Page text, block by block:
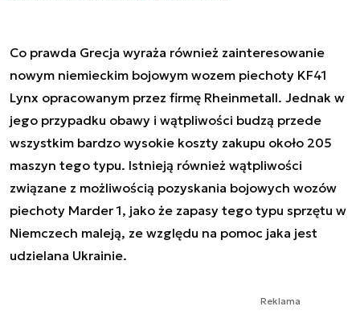
Co prawda Grecja wyraża również zainteresowanie
nowym niemieckim bojowym wozem piechoty KF41
Lynx opracowanym przez firmę Rheinmetall. Jednak w
jego przypadku obawy i wątpliwości budzą przede
wszystkim bardzo wysokie koszty zakupu około 205
maszyn tego typu. Istnieją również wątpliwości
związane z możliwością pozyskania bojowych wozów
piechoty Marder 1, jako że zapasy tego typu sprzętu w
Niemczech maleją, ze względu na pomoc jaka jest
udzielana Ukrainie.
Reklama